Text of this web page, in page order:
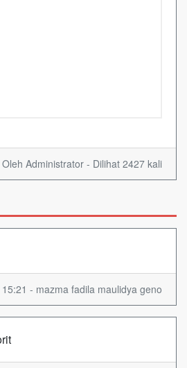
Administrator - Dilihat 2427 kali
- mazma fadila maulidya geno